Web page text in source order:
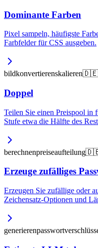
Dominante Farben
Pixel sampeln, häufigste
Farbfelder für CSS ausgeben.
bildkonvertierenskalieren🇩🇪
Doppel
Teilen Sie einen Preispool in
Stufe etwa die Hälfte des
berechnenpreiseaufteilung
Erzeuge zufälliges
Erzeugen Sie zufällige oder
Zeichensatz-Optionen und
generierenpasswort